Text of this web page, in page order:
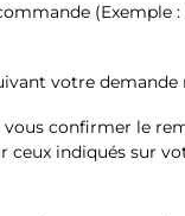
(Exemple
votre demande
confirmer le
ceux indiqués sur